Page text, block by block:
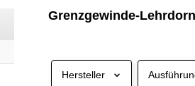
Grenzgewinde-
Hersteller